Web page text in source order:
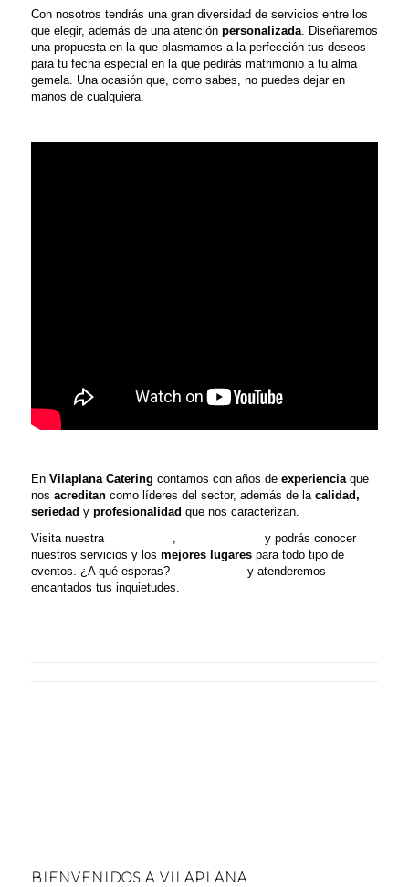
Con nosotros tendrás una gran diversidad de servicios entre los
que elegir, además de una atención personalizada. Diseñaremos
una propuesta en la que plasmamos a la perfección tus deseos
para tu fecha especial en la que pedirás matrimonio a tu alma
gemela. Una ocasión que, como sabes, no puedes dejar en
manos de cualquiera.
En Vilaplana Catering contamos con años de experienciaque
nos acreditancomo líderes del sector, además de la calidad,
seriedad y profesionalidad que nos caracterizan.
Visita nuestra
,
y podrás conocer
nuestros servicios y los mejores lugarespara todo tipo de
eventos. ¿A qué esperas?
y atenderemos
encantados tus inquietudes.
BIENVENIDOS A VILAPLANA